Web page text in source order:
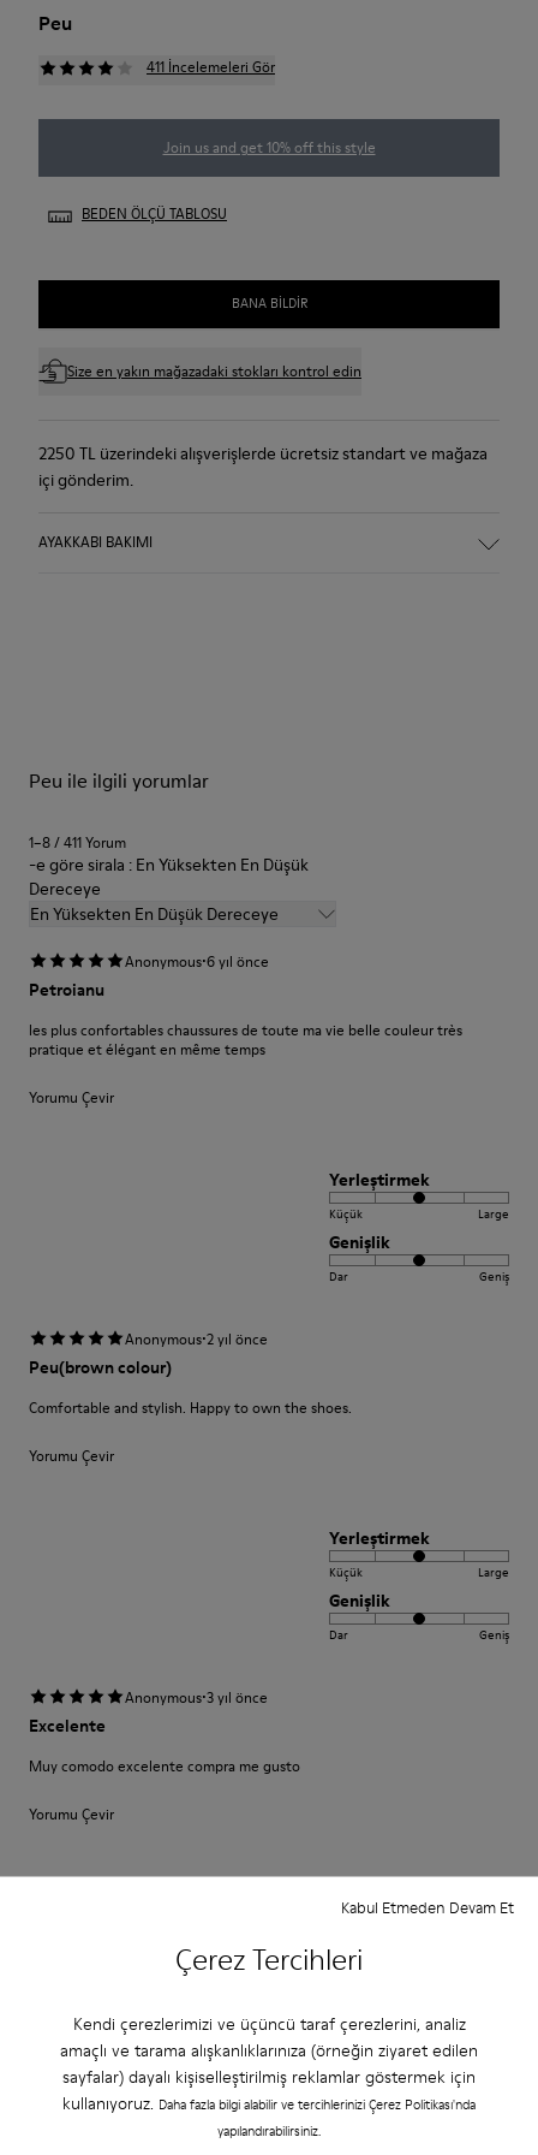
Çerez Tercihleri
Kendi çerezlerimizi ve üçüncü taraf çerezlerini, analiz
amaçlı ve tarama alışkanlıklarınıza (örneğin ziyaret edilen
sayfalar) dayalı kişiselleştirilmiş reklamlar göstermek için
kullanıyoruz. Daha fazla bilgi alabilir ve tercihlerinizi Çerez Politikası'nda
yapılandırabilirsiniz.
Kabul Etmeden Devam Et
Peu
411 İncelemeleri Gör
Join us and get 10% off this style
BEDEN ÖLÇÜ TABLOSU
BANA BILDIR
Size en yakın mağazadaki stokları kontrol edin
2250 TL üzerindeki alışverişlerde ücretsiz standart ve mağaza
içi gönderim.
AYAKKABI BAKIMI
Peu ile ilgili yorumlar
1–8 / 411 Yorum
-e göre sirala : En Yüksekten En Düşük
Dereceye
En Yüksekten En Düşük Dereceye
Anonymous·6 yıl önce
Petroianu
les plus confortables chaussures de toute ma vie belle couleur très
pratique et élégant en même temps
Yorumu Çevir
Yerleştirmek
Küçük Large
Genişlik
Dar Geniş
Anonymous·2 yıl önce
Peu(brown colour)
Comfortable and stylish. Happy to own the shoes.
Yorumu Çevir
Yerleştirmek
Küçük Large
Genişlik
Dar Geniş
Anonymous·3 yıl önce
Excelente
Muy comodo excelente compra me gusto
Yorumu Çevir
Genişlik
Anonymous·3 yıl önce
Fast wie Barfußlaufen:-)
Wunderbar bequemer Schuh mit Charakter den ich schon viele Jahre
kaufe:-) Anfangs manchmal etwas eng passt sich aber sehr schnell an und